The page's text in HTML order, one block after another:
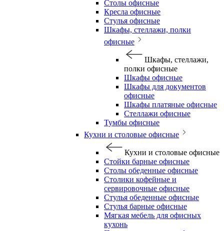
Столы офисные
Кресла офисные
Стулья офисные
Шкафы, стеллажи, полки
офисные
Шкафы, стеллажи,
полки офисные
Шкафы офисные
Шкафы для документов
офисные
Шкафы платяные офисные
Стеллажи офисные
Тумбы офисные
Кухни и столовые офисные
Кухни и столовые офисные
Стойки барные офисные
Столы обеденные офисные
Столики кофейные и
сервировочные офисные
Стулья обеденные офисные
Стулья барные офисные
Мягкая мебель для офисных
кухонь